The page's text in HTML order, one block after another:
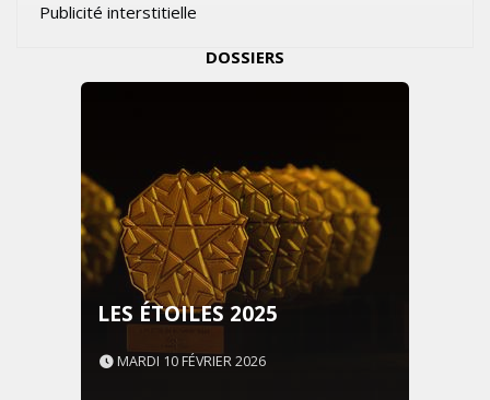
Publicité interstitielle
DOSSIERS
LES ÉTOILES 2025
MARDI 10 FÉVRIER 2026